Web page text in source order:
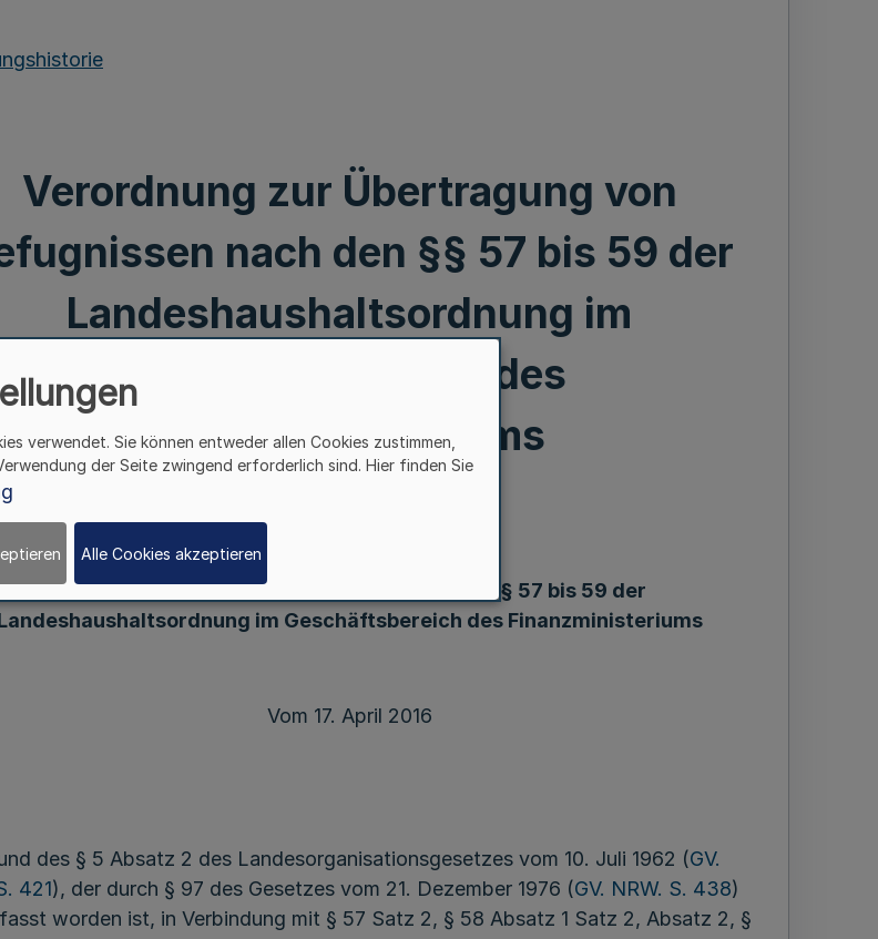
Verordnung zur Übertragung von
nach den §§ 57 bis 59 der
Landeshaushaltsordnung im
Geschäftsbereich des
Finanzministeriums
zur Übertragung von Befugnissen nach den §§ 57 bis 59 der
im Geschäftsbereich des Finanzministeriums
Vom 17. April 2016
des § 5 Absatz 2 des Landesorganisationsgesetzes vom 10. Juli 1962 (GV.
421), der durch § 97 des Gesetzes vom 21. Dezember 1976 (GV. NRW. S. 438)
worden ist, in Verbindung mit § 57 Satz 2, § 58 Absatz 1 Satz 2, Absatz 2, §
verwendet. Sie können entweder allen Cookies zustimmen,
der Seite zwingend erforderlich sind. Hier finden Sie
Alle Cookies akzeptieren